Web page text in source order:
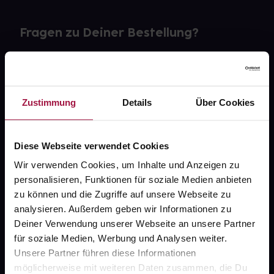
Zustimmung Details Über Cookies
Diese Webseite verwendet Cookies
Wir verwenden Cookies, um Inhalte und Anzeigen zu
personalisieren, Funktionen für soziale Medien anbieten
zu können und die Zugriffe auf unsere Webseite zu
analysieren. Außerdem geben wir Informationen zu
Deiner Verwendung unserer Webseite an unsere Partner
für soziale Medien, Werbung und Analysen weiter.
Unsere Partner führen diese Informationen
möglicherweise mit weiteren Daten zusammen, die Du
Fragen zu Deiner Bestellung?
gesund.de
Über uns
Karriere
Newsletter